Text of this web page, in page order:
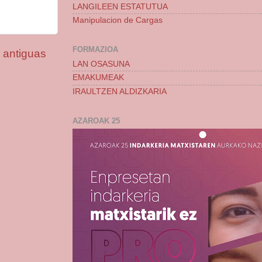
antiguas
LANGILEEN ESTATUTUA
Manipulacion de Cargas
FORMAZIOA
LAN OSASUNA
EMAKUMEAK
IRAULTZEN ALDIZKARIA
AZAROAK 25